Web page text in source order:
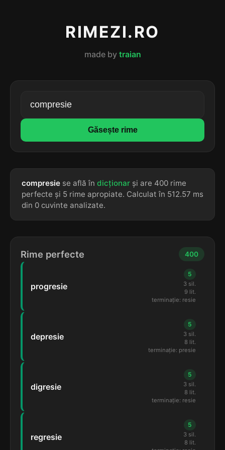
RIMEZI.RO
made by traian
Găsește rime
compresie se află în dicționar și are 400 rime
perfecte și 5 rime apropiate. Calculat în 512.57 ms
din 0 cuvinte analizate.
Rime perfecte 400
progresie
5
3 sil.
9 lit.
terminație: resie
depresie
5
3 sil.
8 lit.
terminație: presie
digresie
5
3 sil.
8 lit.
terminație: resie
regresie
5
3 sil.
8 lit.